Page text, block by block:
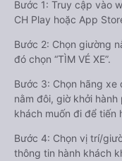
Bước 1: Truy cập vào
CH Play hoặc App
Bước 2: Chọn giường
đó chọn “TÌM VÉ XE”.
Bước 3: Chọn hãng
nằm đôi, giờ khởi
khách muốn đi để tiến
Bước 4: Chọn vị trí/
thông tin hành khách